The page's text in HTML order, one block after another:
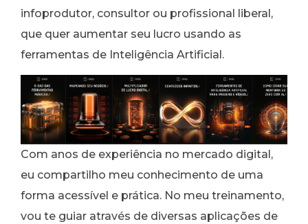
infoprodutor, consultor ou profissional liberal,
que quer aumentar seu lucro usando as
ferramentas de Inteligência Artificial.
Com anos de experiência no mercado digital,
eu compartilho meu conhecimento de uma
forma acessível e prática. No meu treinamento,
vou te guiar através de diversas aplicações de